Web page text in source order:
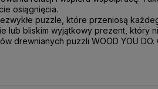
osiągnięcia.
puzzle, które przeniosą
lub bliskim wyjątkowy prezent, który
drewnianych puzzli WOOD YOU DO.